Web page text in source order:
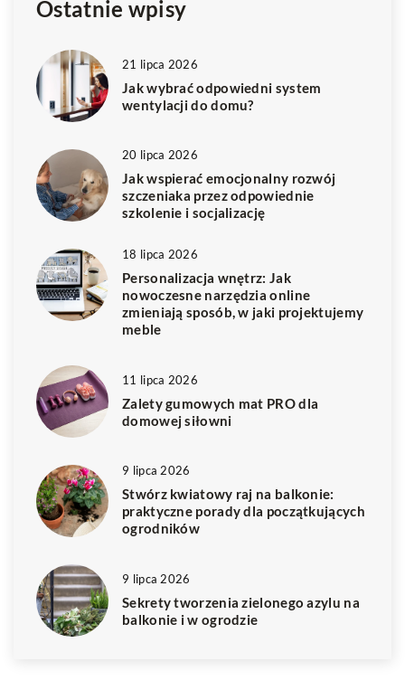
Ostatnie wpisy
21 lipca 2026
Jak wybrać odpowiedni system
wentylacji do domu?
20 lipca 2026
Jak wspierać emocjonalny rozwój
szczeniaka przez odpowiednie
szkolenie i socjalizację
18 lipca 2026
Personalizacja wnętrz: Jak
nowoczesne narzędzia online
zmieniają sposób, w jaki projektujemy
meble
11 lipca 2026
Zalety gumowych mat PRO dla
domowej siłowni
9 lipca 2026
Stwórz kwiatowy raj na balkonie:
praktyczne porady dla początkujących
ogrodników
9 lipca 2026
Sekrety tworzenia zielonego azylu na
balkonie i w ogrodzie